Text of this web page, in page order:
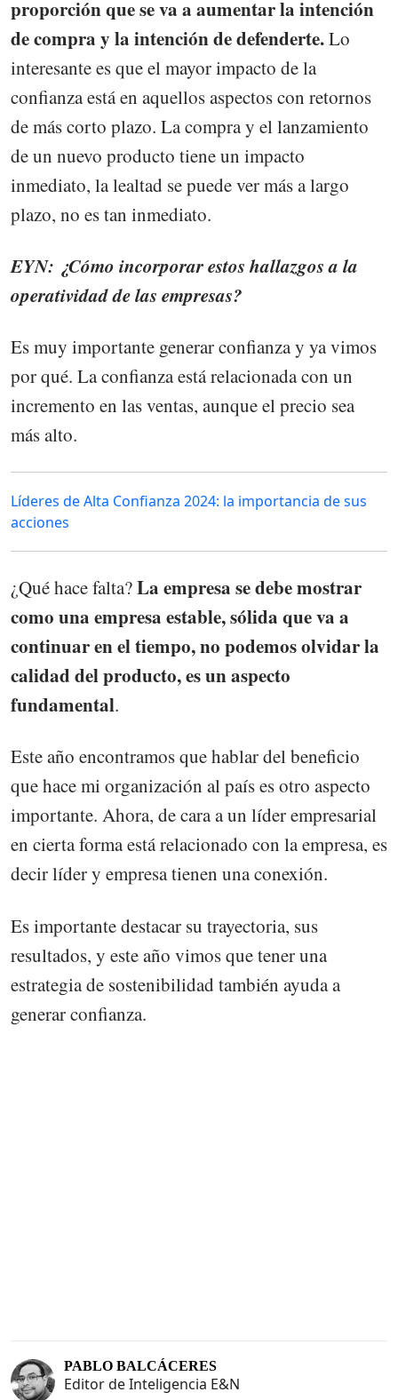
proporción que se va a aumentar la intención
de compra y la intención de defenderte.Lo
interesante es que el mayor impacto de la
confianza está en aquellos aspectos con retornos
de más corto plazo. La compra y el lanzamiento
de un nuevo producto tiene un impacto
inmediato, la lealtad se puede ver más a largo
plazo, no es tan inmediato.
EYN: ¿Cómo incorporar estos hallazgos a la
operatividad de las empresas?
Es muy importante generar confianza y ya vimos
por qué. La confianza está relacionada con un
incremento en las ventas, aunque el precio sea
más alto.
Líderes de Alta Confianza 2024: la importancia de sus
acciones
¿Qué hace falta?La empresa se debe mostrar
como una empresa estable, sólida que va a
continuar en el tiempo, no podemos olvidar la
calidad del producto, es un aspecto
fundamental.
Este año encontramos que hablar del beneficio
que hace mi organización al país es otro aspecto
importante. Ahora, de cara a un líder empresarial
en cierta forma está relacionado con la empresa, es
decir líder y empresa tienen una conexión.
Es importante destacar su trayectoria, sus
resultados, y este año vimos que tener una
estrategia de sostenibilidad también ayuda a
generar confianza.
PABLO BALCÁCERES
Editor de Inteligencia E&N